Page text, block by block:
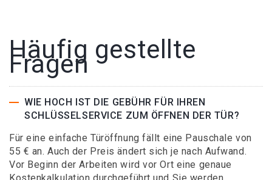
Häufig gestellte
Fragen
WIE HOCH IST DIE GEBÜHR FÜR IHREN
SCHLÜSSELSERVICE ZUM ÖFFNEN DER TÜR?
Für eine einfache Türöffnung fällt eine Pauschale von
55 € an. Auch der Preis ändert sich je nach Aufwand.
Vor Beginn der Arbeiten wird vor Ort eine genaue